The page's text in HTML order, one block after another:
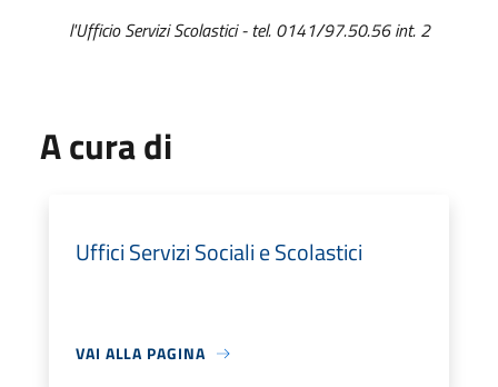
l'Ufficio Servizi Scolastici - tel. 0141/97.50.56 int. 2
A cura di
Uffici Servizi Sociali e Scolastici
VAI ALLA PAGINA